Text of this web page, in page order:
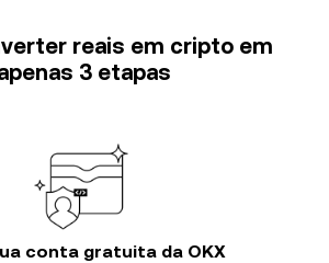
reais em cripto em
3 etapas
conta gratuita da OKX